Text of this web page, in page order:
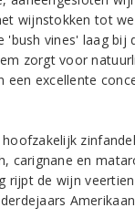
wijnstokken tot
'bush vines' laag bij
zorgt voor
een excellente
carignane en
rijpt de wijn